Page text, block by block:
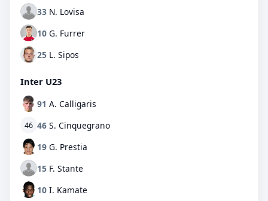
33 N. Lovisa
10 G. Furrer
25 L. Sipos
Inter U23
91 A. Calligaris
46 46 S. Cinquegrano
19 G. Prestia
15 F. Stante
10 I. Kamate